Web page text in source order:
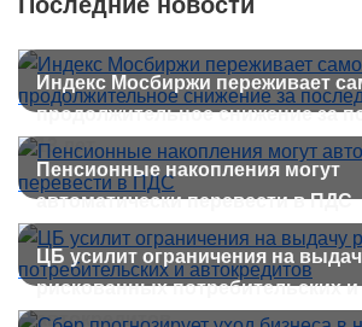
Индекс Мосбиржи переживает
продолжительное снижение за
13 лет
Пенсионные накопления могут
автоматически перевести в ПДС
ЦБ усилит ограничения на
рискованных потребительских и
автокредитов